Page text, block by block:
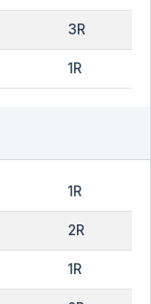
3R
1R
1R
2R
1R